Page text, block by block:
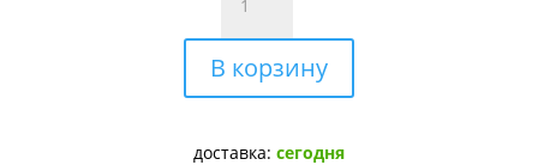
товара
Шприц
100мл
без
KD-
В корзину
доставка: сегодня